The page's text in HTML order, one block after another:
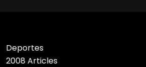
Deportes
2008 Articles